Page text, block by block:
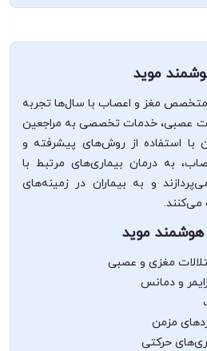
موید
متخصص مغز و اعصاب با سال‌ها تجربه
عصبی، خدمات تخصصی به مراجعین
با استفاده از روش‌های پیشرفته و
به درمان بیماری‌های مرتبط با
و به بیماران در زمینه‌های
موید
مغزی و عصبی
و دمانس
مزمن
حرکتی